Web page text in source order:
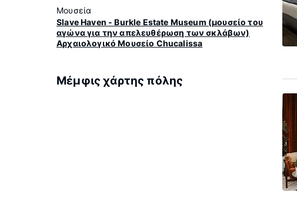
Μουσεία
Slave Haven - Burkle Estate Museum (μουσείο του
αγώνα για την απελευθέρωση των σκλάβων)
Αρχαιολογικό Μουσείο Chucalissa
Μέμφις χάρτης πόλης